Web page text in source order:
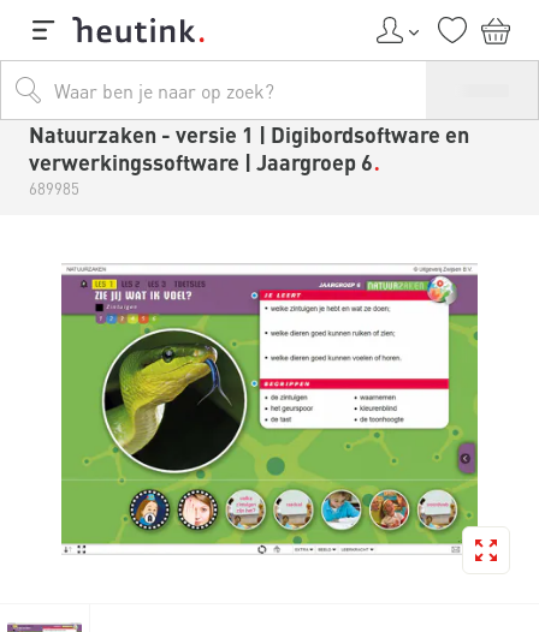
Natuurzaken - versie 1 | Digibordsoftware en
verwerkingssoftware | Jaargroep 6
689985